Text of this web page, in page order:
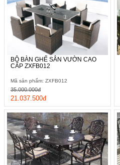
BỘ BÀN GHẾ SÂN VƯỜN CAO
CẤP ZXFB012
Mã sản phẩm: ZXFB012
21.037.500đ
35.000.000đ